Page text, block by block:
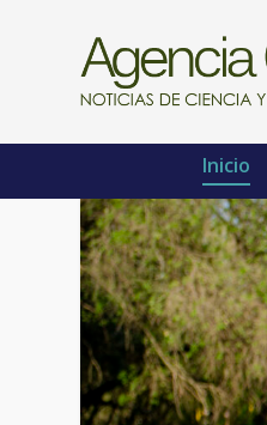
Inicio